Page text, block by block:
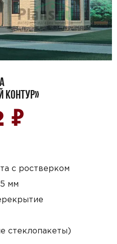
КОНТУР»
₽
с ростверком
мм
стеклопакеты)